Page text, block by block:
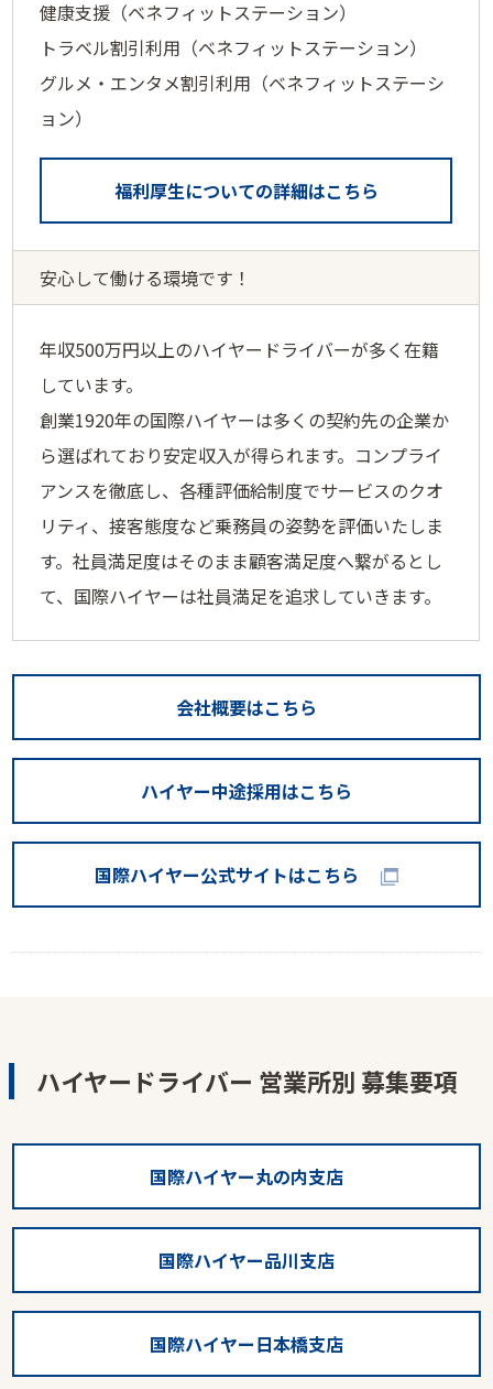
健康支援（ベネフィットステーション）
トラベル割引利用（ベネフィットステーション）
グルメ・エンタメ割引利用（ベネフィットステーシ
ョン）
福利厚生についての詳細はこちら
安心して働ける環境です！
年収500万円以上のハイヤードライバーが多く在籍
しています。
創業1920年の国際ハイヤーは多くの契約先の企業か
ら選ばれており安定収入が得られます。コンプライ
アンスを徹底し、各種評価給制度でサービスのクオ
リティ、接客態度など乗務員の姿勢を評価いたしま
す。社員満足度はそのまま顧客満足度へ繋がるとし
て、国際ハイヤーは社員満足を追求していきます。
会社概要はこちら
ハイヤー中途採用はこちら
国際ハイヤー公式サイトはこちら
ハイヤードライバー 営業所別 募集要項
国際ハイヤー丸の内支店
国際ハイヤー品川支店
国際ハイヤー日本橋支店